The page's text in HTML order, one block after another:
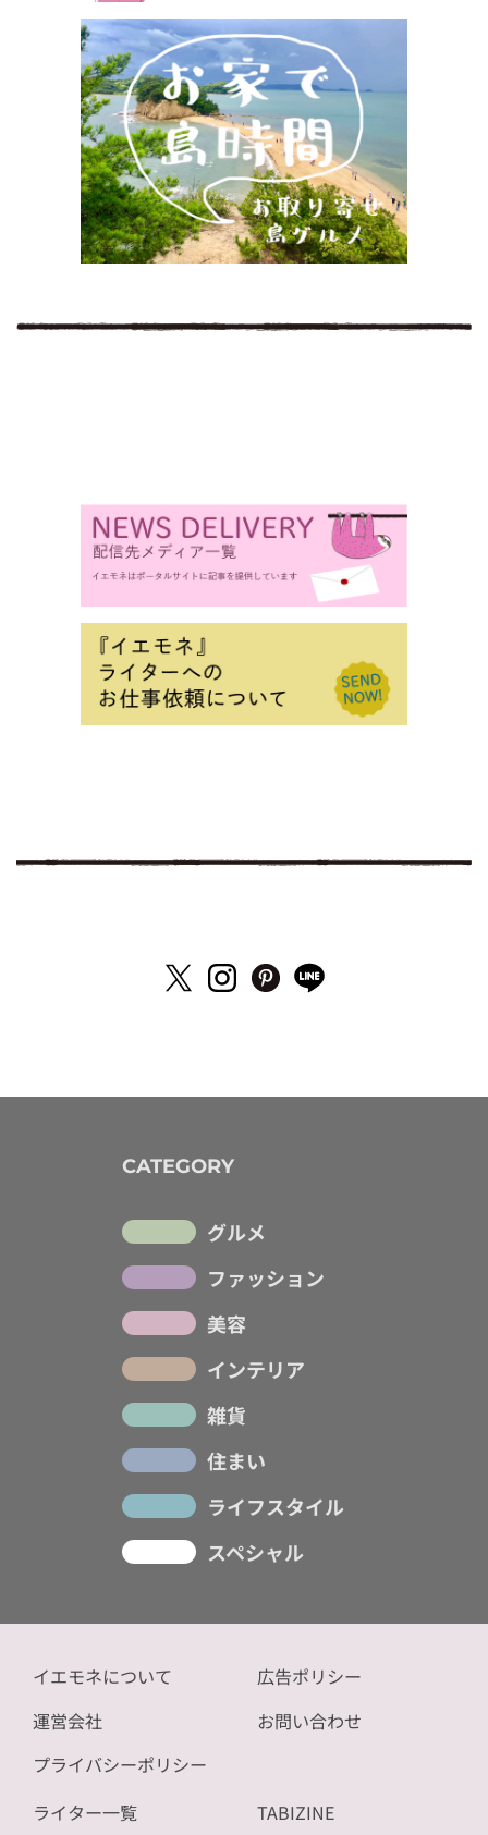
CATEGORY
グルメ
ファッション
美容
インテリア
雑貨
住まい
ライフスタイル
スペシャル
イエモネについて
運営会社
プライバシーポリシー
広告ポリシー
お問い合わせ
ライター一覧 TABIZINE